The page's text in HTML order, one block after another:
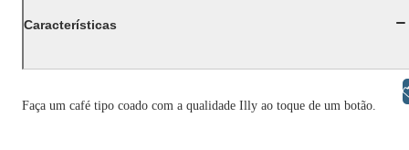
Características
Faça um café tipo coado com a qualidade Illy ao toque de um botão.